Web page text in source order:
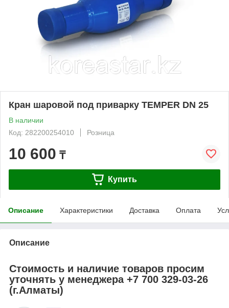
Кран шаровой под приварку TEMPER DN 25
В наличии
Код: 282200254010
Розница
10 600 ₸
Купить
Описание Характеристики Доставка Оплата
Описание
Стоимость и наличие товаров просим
уточнять у менеджера+7 700 329-03-26
(г.Алматы)